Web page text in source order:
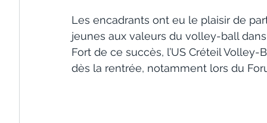
Les encadrants ont eu le plaisir de
jeunes aux valeurs du volley-ball
Fort de ce succès, l’US Créteil
dès la rentrée, notamment lors du